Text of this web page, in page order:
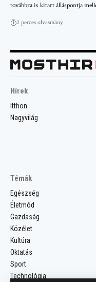
továbbra is kitart álláspontja
2 perces olvasmány
Hírek
Itthon
Nagyvilág
Témák
Egészség
Életmód
Gazdaság
Közélet
Kultúra
Oktatás
Sport
Technológia